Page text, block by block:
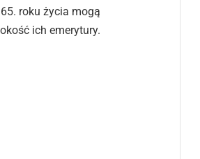
roku życia mogą
ich emerytury.